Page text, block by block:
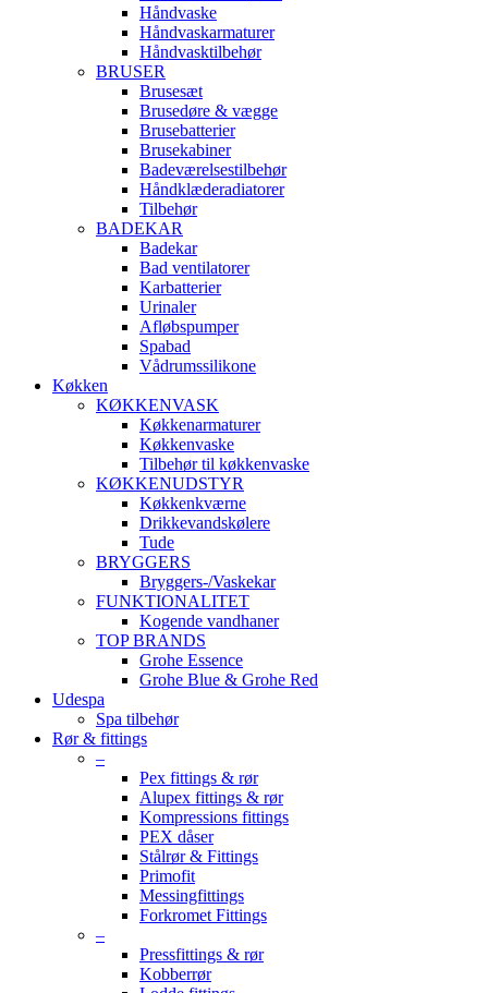
Håndvaske
Håndvaskarmaturer
Håndvasktilbehør
BRUSER
Brusesæt
Brusedøre & vægge
Brusebatterier
Brusekabiner
Badeværelsestilbehør
Håndklæderadiatorer
Tilbehør
BADEKAR
Badekar
Bad ventilatorer
Karbatterier
Urinaler
Afløbspumper
Spabad
Vådrumssilikone
Køkken
KØKKENVASK
Køkkenarmaturer
Køkkenvaske
Tilbehør til køkkenvaske
KØKKENUDSTYR
Køkkenkværne
Drikkevandskølere
Tude
BRYGGERS
Bryggers-/Vaskekar
FUNKTIONALITET
Kogende vandhaner
TOP BRANDS
Grohe Essence
Grohe Blue & Grohe Red
Udespa
Spa tilbehør
Rør & fittings
–
Pex fittings & rør
Alupex fittings & rør
Kompressions fittings
PEX dåser
Stålrør & Fittings
Primofit
Messingfittings
Forkromet Fittings
–
Pressfittings & rør
Kobberrør